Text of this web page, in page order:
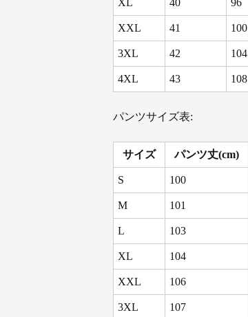
XL 40 96
XXL 41 100
3XL 42 104
4XL 43 108
パンツサイズ表:
サイズ パンツ丈(cm)
S 100
M 101
L 103
XL 104
XXL 106
3XL 107